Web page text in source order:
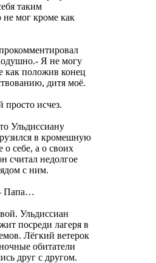
таким
мог кроме как
Я не могу
как положив конец
дитя моё.
исчез.
Ульдиссиану
в кромешную
о себе, а о своих
считал недолгое
с ним.
Папа…
Ульдиссиан
посреди лагеря в
Лёгкий ветерок
обитатели
друг с другом.